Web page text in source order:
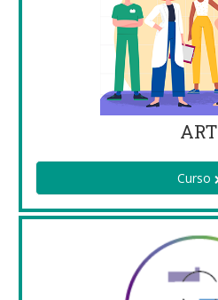
ART
Curso